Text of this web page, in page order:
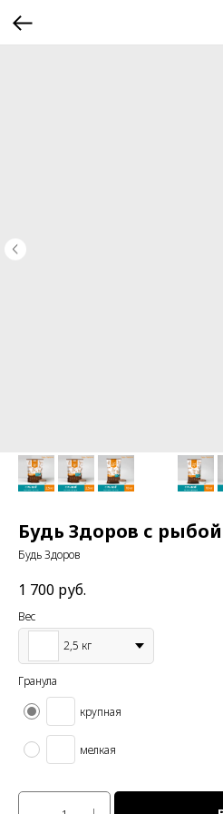
Будь Здоров с
Будь Здоров
1 700 руб.
Вес
2,5 кг
Гранула
крупная
мелкая